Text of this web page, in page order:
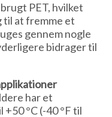
PET, hvilket
til at fremme et
gennem nogle
bidrager til
har et
°C (-40 °F til